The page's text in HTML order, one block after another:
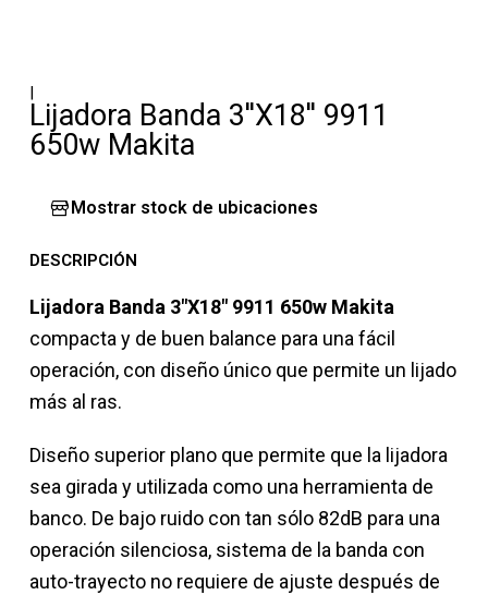
|
Lijadora Banda 3''X18'' 9911
650w Makita
Mostrar stock de ubicaciones
DESCRIPCIÓN
Lijadora Banda 3"X18" 9911 650w Makita
compacta y de buen balance para una fácil
operación, con diseño único que permite un lijado
más al ras.
Diseño superior plano que permite que la lijadora
sea girada y utilizada como una herramienta de
banco. De bajo ruido con tan sólo 82dB para una
operación silenciosa, sistema de la banda con
auto-trayecto no requiere de ajuste después de